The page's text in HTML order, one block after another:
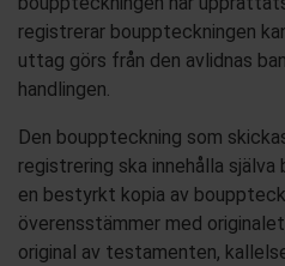
registrerar bouppteckningen
uttag görs från den avlidnas
handlingen.
Den bouppteckning som
registrering ska innehålla själva
en bestyrkt kopia av
överensstämmer med
original av testamenten,